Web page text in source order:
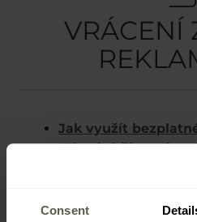
Consent
VRÁCENÍ
Jak využít
Kdy obdržím
Jak podat